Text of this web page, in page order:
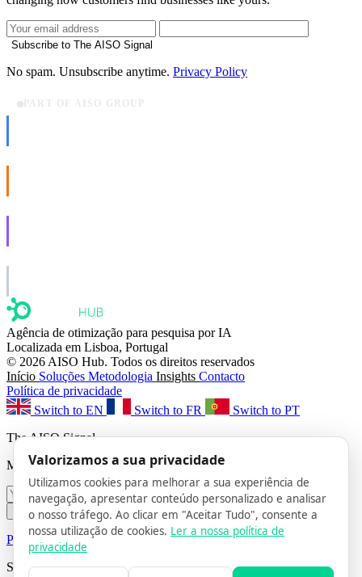
Subscribe to The AISO Signal
No spam. Unsubscribe anytime. Privacy Policy
PART OF AISO GROUP
Agência de otimização para pesquisa por IA
Localizada em Lisboa, Portugal
© 2026 AISO Hub. Todos os direitos reservados
Início Soluções Metodologia Insights Contacto
Política de privacidade
Switch to EN
Switch to FR
Switch to PT
The AISO Signal
Monthly AI search insights. No spam.
Subscribe
Privacy Policy· Unsubscribe anytime
Siga-nos
Valorizamos a sua privacidade
Utilizamos cookies para melhorar a sua experiência de
navegação, apresentar conteúdo personalizado e analisar
o nosso tráfego. Ao clicar em "Aceitar Tudo", consente a
nossa utilização de cookies. Ler a nossa política de
privacidade